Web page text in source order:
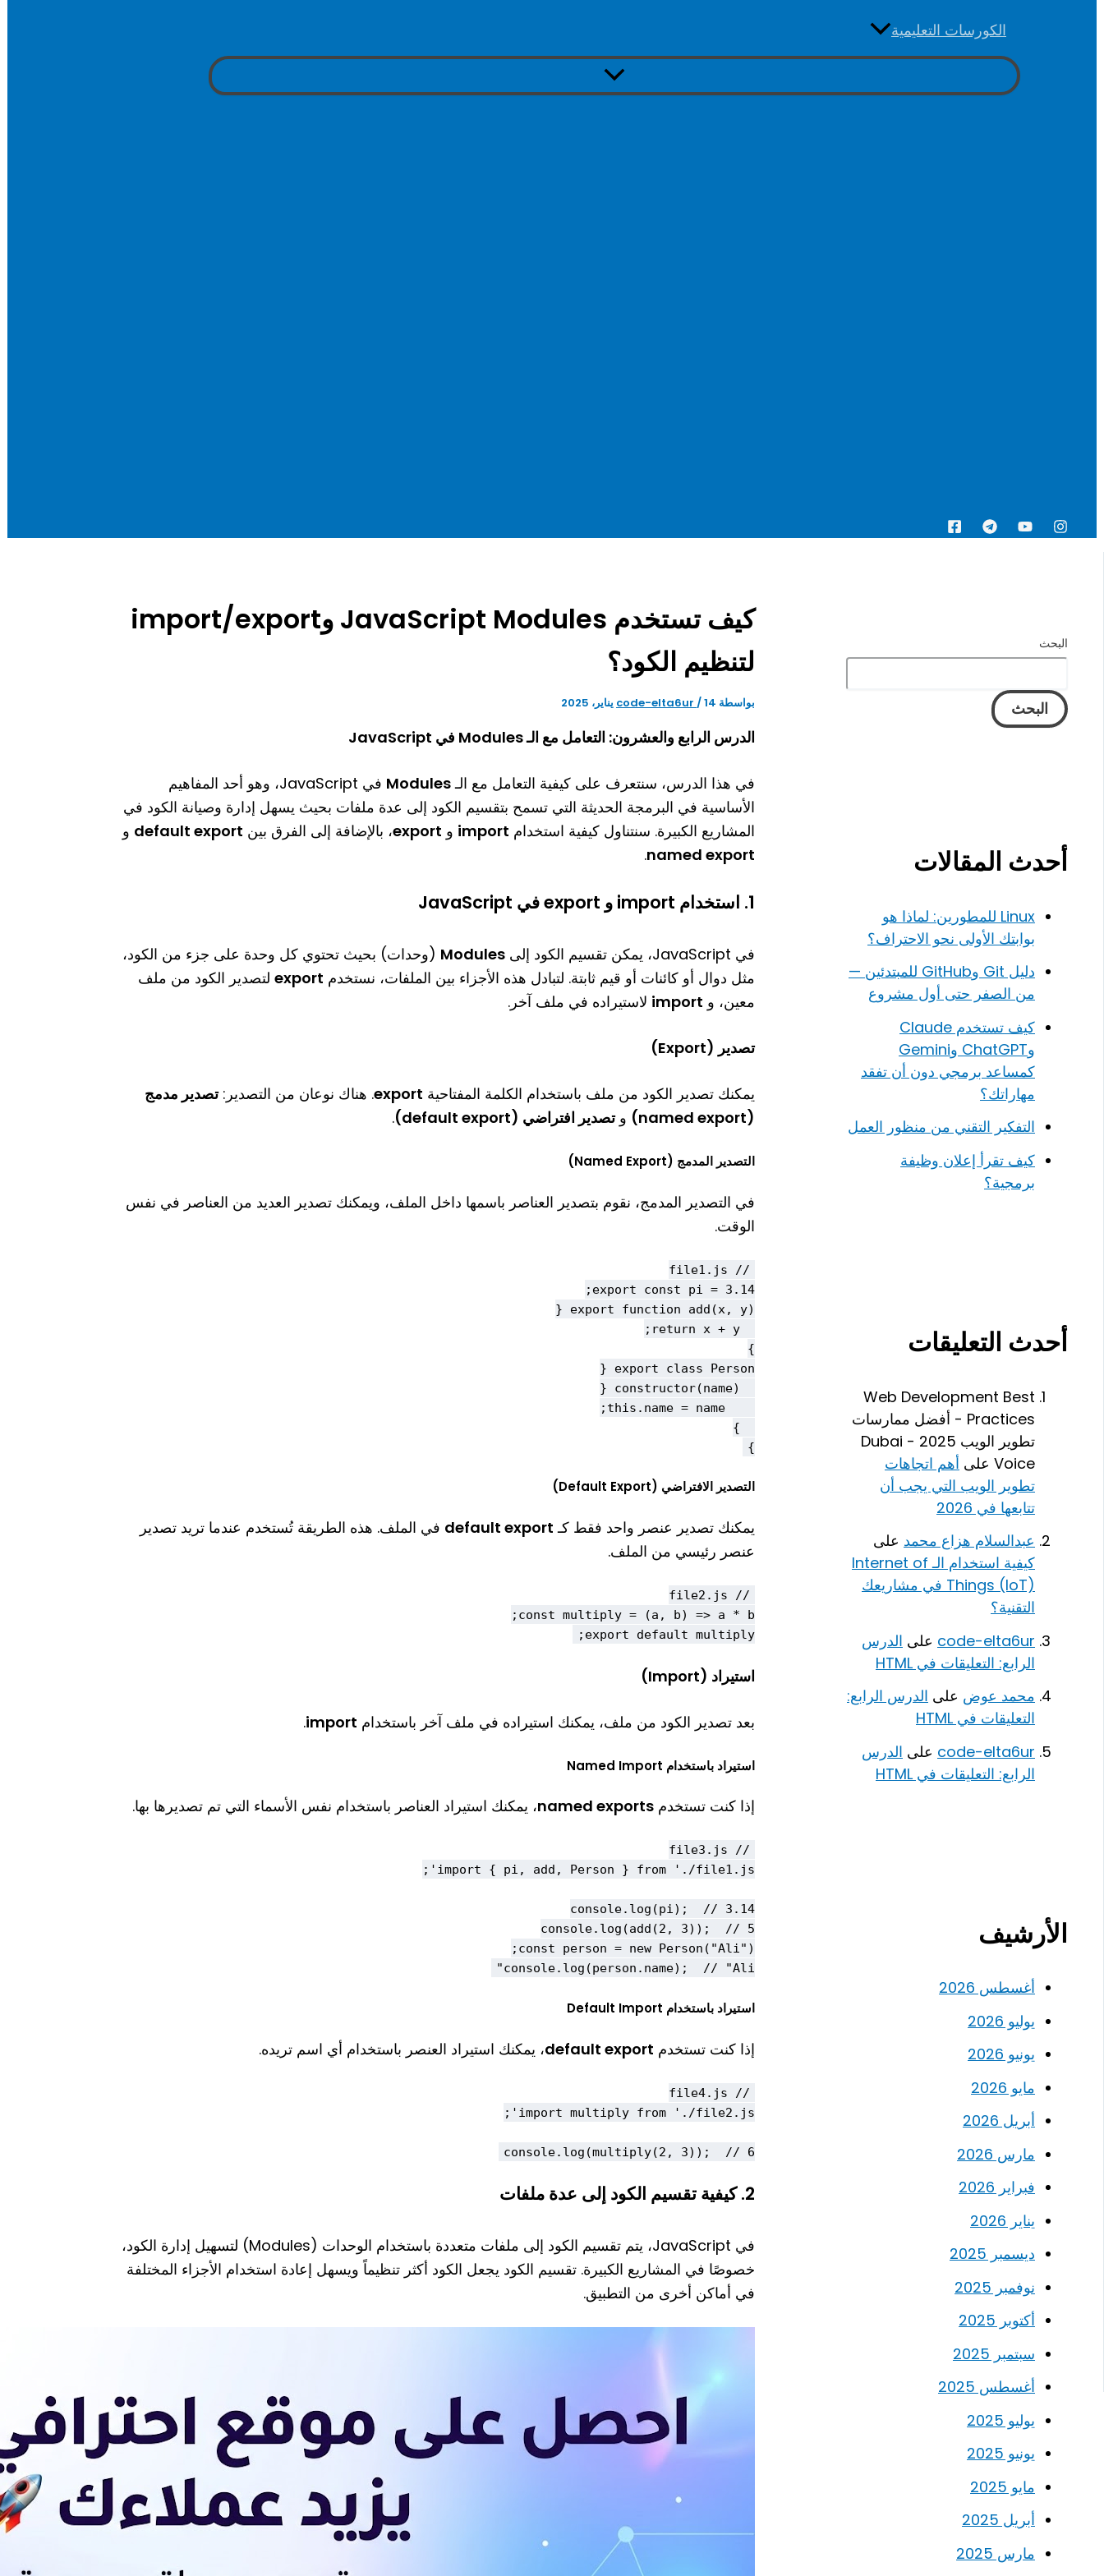
الكورسات التعليمية
البحث
البحث
أحدث المقالات
Linux للمطورين: لماذا هو
بوابتك الأولى نحو الاحتراف؟
دليل Git وGitHub للمبتدئين —
من الصفر حتى أول مشروع
كيف تستخدم Claude
وChatGPT وGemini
كمساعد برمجي دون أن تفقد
مهاراتك؟
التفكير التقني من منظور العمل
كيف تقرأ إعلان وظيفة
برمجية؟
أحدث التعليقات
Web Development Best
Practices - أفضل ممارسات
تطوير الويب 2025 - Dubai
Voice على أهم اتجاهات
تطوير الويب التي يجب أن
تتابعها في 2026
عبدالسلام هزاع محمد على
كيفية استخدام الـ Internet of
Things (IoT) في مشاريعك
التقنية؟
code-elta6ur على الدرس
الرابع: التعليقات في HTML
محمد عوض على الدرس الرابع:
التعليقات في HTML
code-elta6ur على الدرس
الرابع: التعليقات في HTML
الأرشيف
أغسطس 2026
يوليو 2026
يونيو 2026
مايو 2026
أبريل 2026
مارس 2026
فبراير 2026
يناير 2026
ديسمبر 2025
نوفمبر 2025
أكتوبر 2025
سبتمبر 2025
أغسطس 2025
يوليو 2025
يونيو 2025
مايو 2025
أبريل 2025
مارس 2025
كيف تستخدم JavaScript Modules وimport/export
لتنظيم الكود؟
بواسطة code-elta6ur /14 يناير، 2025
الدرس الرابع والعشرون: التعامل مع الـ Modules في JavaScript
في هذا الدرس، سنتعرف على كيفية التعامل مع الـModules
في JavaScript، وهو أحد المفاهيم
الأساسية في البرمجة الحديثة التي تسمح بتقسيم الكود إلى عدة ملفات بحيث يسهل إدارة وصيانة الكود في
المشاريع الكبيرة. سنتناول كيفية استخدام import و export، بالإضافة إلى الفرق بين default export و
named export
.
1. استخدام import و export في JavaScript
في JavaScript، يمكن تقسيم الكود إلى Modules (وحدات) بحيث تحتوي كل وحدة على جزء من الكود،
مثل دوال أو كائنات أو قيم ثابتة. لتبادل هذه الأجزاء بين الملفات، نستخدم export لتصدير الكود من ملف
معين، و import لاستيراده في ملف آخر.
تصدير (Export)
يمكنك تصدير الكود من ملف باستخدام الكلمة المفتاحية export. هناك نوعان من التصدير:تصدير مدمج
(named export)
وتصدير افتراضي (default export) .
التصدير المدمج (Named Export)
في التصدير المدمج، نقوم بتصدير العناصر باسمها داخل الملف، ويمكنك تصدير العديد من العناصر في نفس
الوقت.
}
التصدير الافتراضي (Default Export)
يمكنك تصدير عنصر واحد فقط كـ default export في الملف. هذه الطريقة تُستخدم عندما تريد تصدير
عنصر رئيسي من الملف.
export default multiply;
استيراد (Import)
بعد تصدير الكود من ملف، يمكنك استيراده في ملف آخر باستخدام import
.
استيراد باستخدام Named Import
إذا كنت تستخدم named exports، يمكنك استيراد العناصر باستخدام نفس الأسماء التي تم تصديرها بها.
console.log(person.name);  // "Ali"
استيراد باستخدام Default Import
إذا كنت تستخدم default export، يمكنك استيراد العنصر باستخدام أي اسم تريده.
console.log(multiply(2, 3));  // 6
2. كيفية تقسيم الكود إلى عدة ملفات
في JavaScript، يتم تقسيم الكود إلى ملفات متعددة باستخدام الوحدات (Modules) لتسهيل إدارة الكود،
خصوصًا في المشاريع الكبيرة. تقسيم الكود يجعل الكود أكثر تنظيماً ويسهل إعادة استخدام الأجزاء المختلفة
في أماكن أخرى من التطبيق.